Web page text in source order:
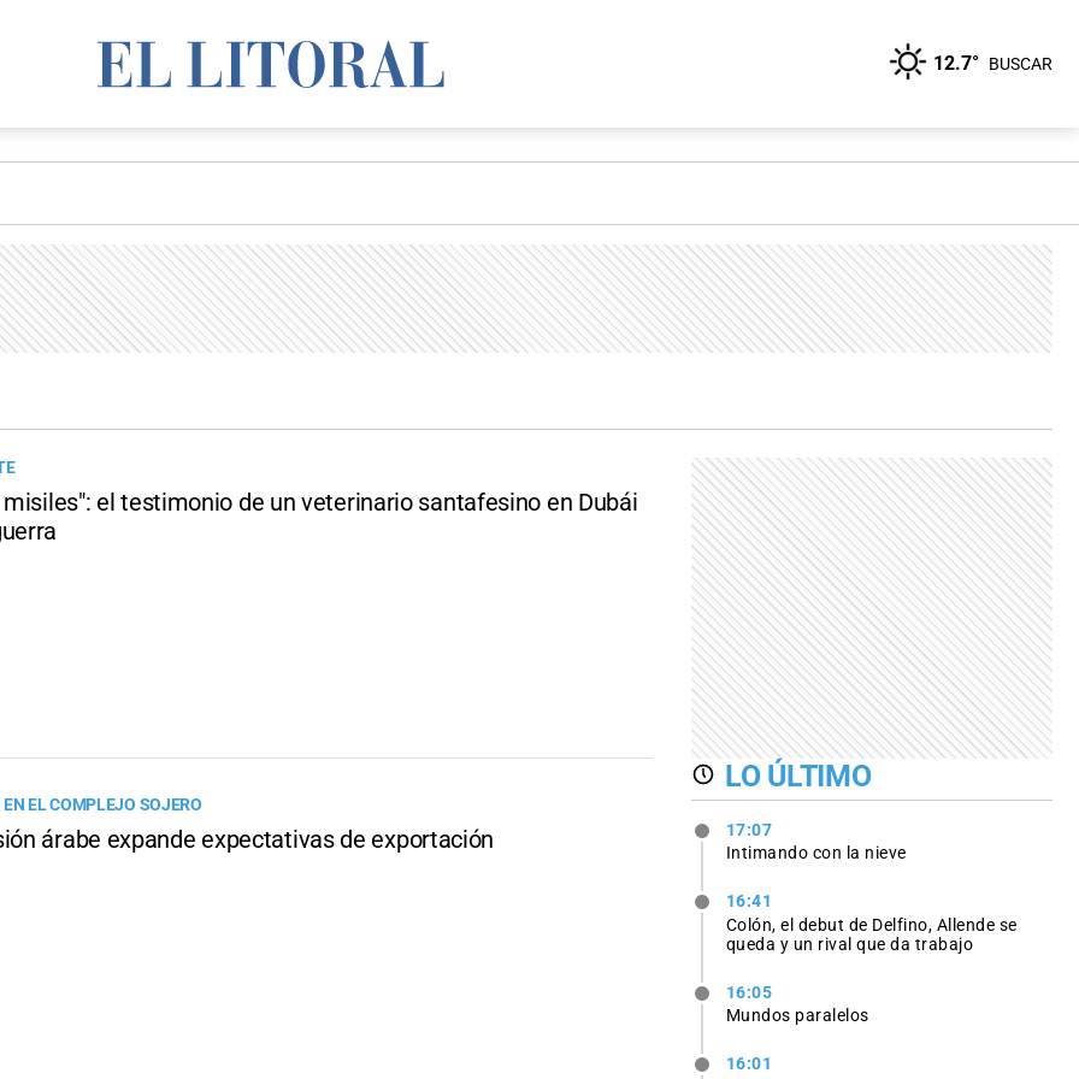
12.7° BUSCAR
el testimonio de un veterinario santafesino en Dubái
EL COMPLEJO SOJERO
árabe expande expectativas de exportación
LO ÚLTIMO
17:07
Intimando con la nieve
16:41
Colón, el debut de Delfino, Allende se
queda y un rival que da trabajo
16:05
Mundos paralelos
16:01